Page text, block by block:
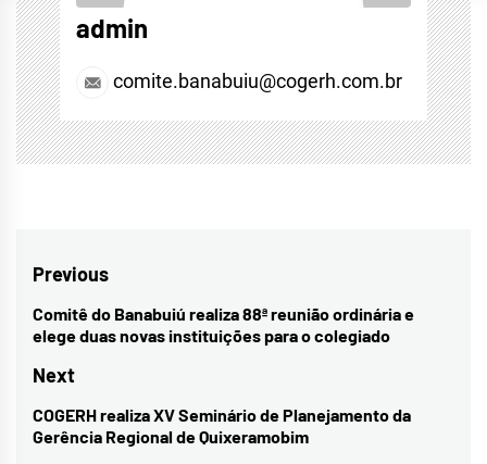
admin
comite.banabuiu@cogerh.com.br
Navegação
de
Post
Previous
Previous
post:
Comitê do Banabuiú realiza 88ª reunião ordinária e
elege duas novas instituições para o colegiado
Next
Next
post:
COGERH realiza XV Seminário de Planejamento da
Gerência Regional de Quixeramobim